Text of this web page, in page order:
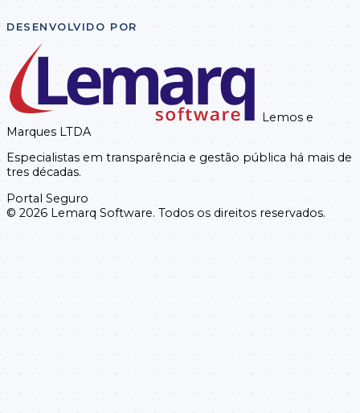
DESENVOLVIDO POR
Lemos e
Marques LTDA
Especialistas em transparência e gestão pública há mais de
tres décadas.
Portal Seguro
© 2026 Lemarq Software. Todos os direitos reservados.